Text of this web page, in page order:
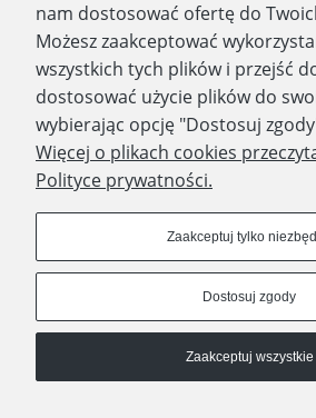
WYDAWNICTWO PROMIC
PRODUKTY
Prawa autorskie © 2023 -
© Wydawnictwo PROMIC
nam dostosować ofertę do
Możesz zaakceptować
wszystkich tych plików i przejść
dostosować użycie plików do
wybierając opcję "Dostosuj
Więcej o plikach cookies
Polityce prywatności.
Zaakceptuj tylko
Dostosuj zgody
Zaakceptuj wszystkie